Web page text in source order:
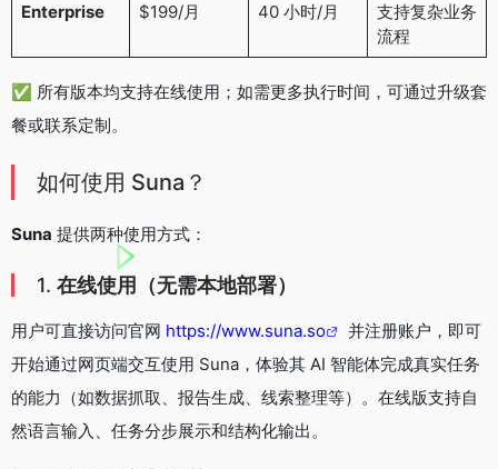
Enterprise $199/月 40 小时/月
支持复杂业务
流程
✅ 所有版本均支持在线使用；如需更多执行时间，可通过升级套
餐或联系定制。
如何使用 Suna？
Suna 提供两种使用方式：
1. 在线使用（无需本地部署）
用户可直接访问官网 https://www.suna.so
并注册账户，即可
开始通过网页端交互使用 Suna，体验其 AI 智能体完成真实任务
的能力（如数据抓取、报告生成、线索整理等）。在线版支持自
然语言输入、任务分步展示和结构化输出。